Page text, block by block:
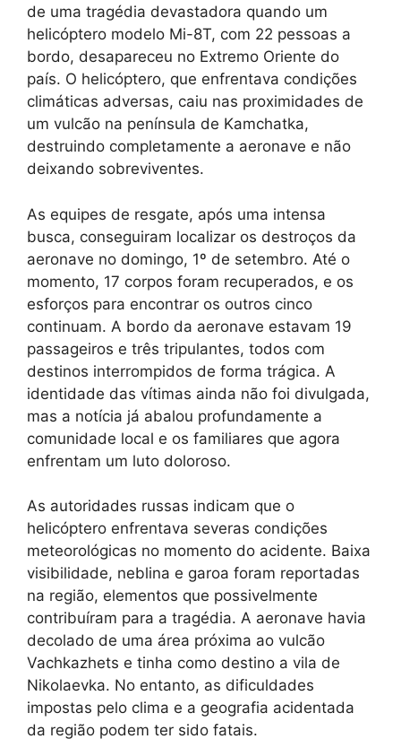
de uma tragédia devastadora quando um
helicóptero modelo Mi-8T, com 22 pessoas a
bordo, desapareceu no Extremo Oriente do
país. O helicóptero, que enfrentava condições
climáticas adversas, caiu nas proximidades de
um vulcão na península de Kamchatka,
destruindo completamente a aeronave e não
deixando sobreviventes.
As equipes de resgate, após uma intensa
busca, conseguiram localizar os destroços da
aeronave no domingo, 1º de setembro. Até o
momento, 17 corpos foram recuperados, e os
esforços para encontrar os outros cinco
continuam. A bordo da aeronave estavam 19
passageiros e três tripulantes, todos com
destinos interrompidos de forma trágica. A
identidade das vítimas ainda não foi divulgada,
mas a notícia já abalou profundamente a
comunidade local e os familiares que agora
enfrentam um luto doloroso.
As autoridades russas indicam que o
helicóptero enfrentava severas condições
meteorológicas no momento do acidente. Baixa
visibilidade, neblina e garoa foram reportadas
na região, elementos que possivelmente
contribuíram para a tragédia. A aeronave havia
decolado de uma área próxima ao vulcão
Vachkazhets e tinha como destino a vila de
Nikolaevka. No entanto, as dificuldades
impostas pelo clima e a geografia acidentada
da região podem ter sido fatais.